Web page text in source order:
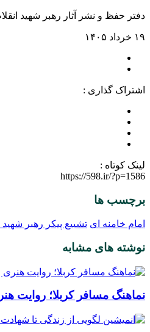
دفتر حفظ و نشر آثار رهبر شهید
۱۹ خرداد ۱۴۰۵
اشتراک گذاری :
لینک کوتاه :
https://598.ir/?p=1586
برچسب ها
امام خامنه ای تشییع پیکر رهبر شهید
نوشته های مشابه
نماهنگ مسافر کربلا؛ روایت